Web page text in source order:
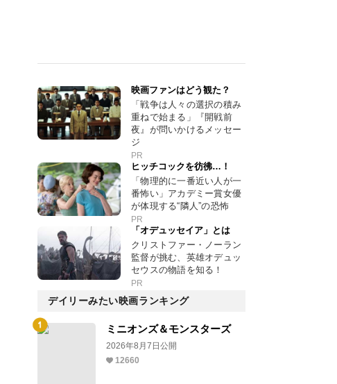
映画ファンはどう観た？
「戦争は人々の選択の積み
重ねで始まる」『開戦前
夜』が問いかけるメッセー
ジ
PR
ヒッチコックを彷彿…！
「物理的に一番近い人が一
番怖い」アカデミー賞女優
が体現する“隣人”の恐怖
PR
「オデュッセイア」とは
クリストファー・ノーラン
監督が挑む、英雄オデュッ
セウスの物語を知る！
PR
デイリーみたい映画ランキング
ミニオンズ＆モンスターズ
2026年8月7日公開
12660